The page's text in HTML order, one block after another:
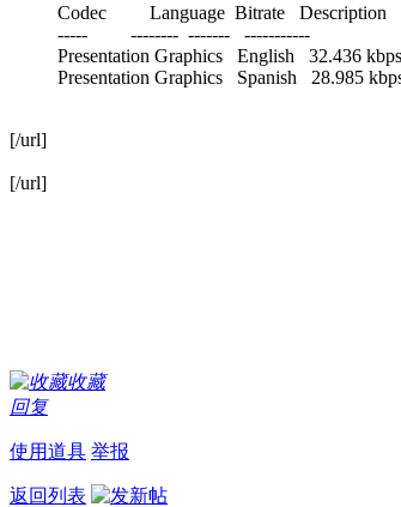
Codec Language Bitrate Description
----- -------- ------- -----------
Presentation Graphics English 32.436
Presentation Graphics Spanish 28.985
[/url]
[/url]
收藏
回复
使用道具 举报
返回列表